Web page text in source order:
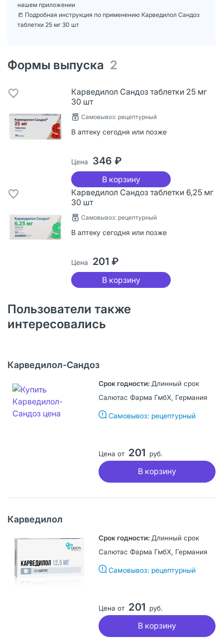
нашем приложении
📒 Подробная инструкция по применению Карведилол Сандоз
таблетки 25 мг 30 шт
Формы выпуска 2
Карведилол Сандоз таблетки 25 мг
30 шт
Самовывоз: рецептурный
В аптеку сегодня или позже
Цена 346 ₽
В корзину
Карведилол Сандоз таблетки 6,25 мг
30 шт
Самовывоз: рецептурный
В аптеку сегодня или позже
Цена 201 ₽
В корзину
Пользователи также
интересовались
Карведилол-Сандоз
Длинный срок
Салютас Фарма ГмбХ, Германия
Самовывоз: рецептурный
Цена от 201 руб.
В корзину
Карведилол
Длинный срок
Салютас Фарма ГмбХ, Германия
Самовывоз: рецептурный
Цена от 201 руб.
В корзину